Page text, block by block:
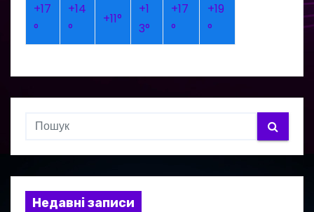
+17
°
+14
°
+11°
+1
3°
+17
°
+19
°
Недавні записи